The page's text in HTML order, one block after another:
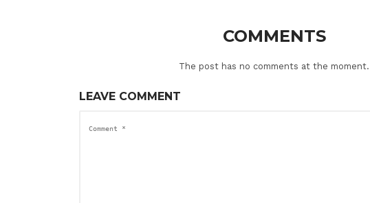
COMMENTS
The post has no comments at the moment.
LEAVE COMMENT